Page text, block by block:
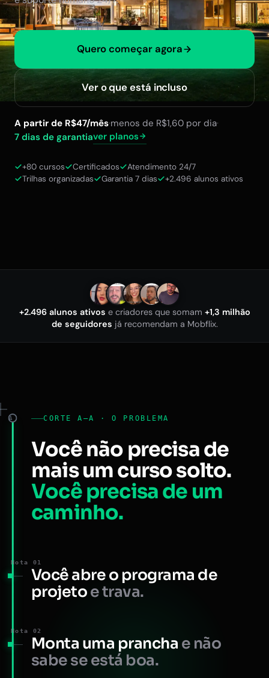
Quero começar agora
Ver o que está incluso
A partir de R$47/mês·menos de R$1,60 por dia·
7 dias de garantiaver planos
+80 cursos Certificados
Atendimento 24/7
Trilhas organizadas
Garantia 7 dias +2.496 alunos ativos
+2.496 alunos ativos e criadores que somam +1,3 milhão
de seguidores já recomendam a Mobflix.
A CORTE A–A · O PROBLEMA
Você não precisa de
mais um curso solto.
Você precisa de um
caminho.
Nota 01
Você abre o programa de
projetoe trava.
Nota 02
Monta uma prancha e não
sabe se está boa.